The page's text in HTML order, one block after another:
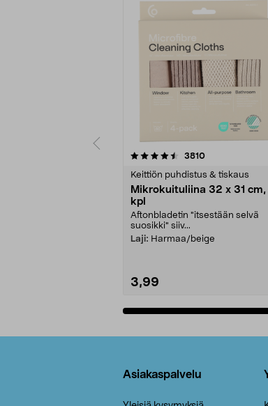
3810arvostelut
Keittiön puhdistus & tiskaus
Mikrokuituliina 32 x 31 cm,
kpl
Aftonbladetin "itsestään selvä
suosikki" siiv...
Laji: Harmaa/beige
3,99
4.5viidestä
Asiakaspalvelu